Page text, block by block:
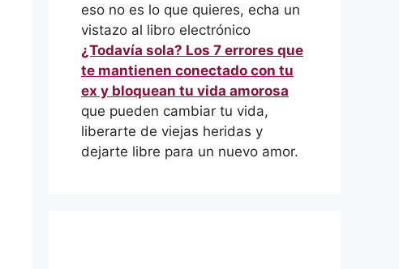
eso no es lo que quieres, echa un
vistazo al libro electrónico
¿Todavía sola? Los 7 errores que
te mantienen conectado con tu
ex y bloquean tu vida amorosa
que pueden cambiar tu vida,
liberarte de viejas heridas y
dejarte libre para un nuevo amor.